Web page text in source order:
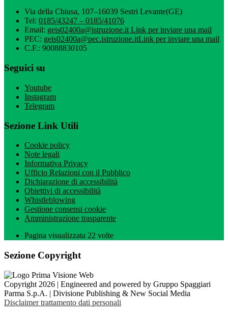
Via della Chiusa, 107–16039 Sestri Levante(GE)
Tel: 0185/43247 – 0185/41076
Email: geis02400a@istruzione.itLink per inviare una mail
PEC: geis02400a@pec.istruzione.itLink per inviare una mail
C.F.: 90088830105
Seguici su
Youtube
Instagram
Telegram
Sezione Link Utili
Cookie policy
Note legali
Informativa Privacy
Ufficio Relazioni con il Pubblico
Dichiarazione di accessibilità
Obiettivi di accessibilità
Whistleblowing
Gestione consensi cookie
Amministrazione trasparente
Pagina visualizzata 22 volte
Sezione Copyright
Copyright 2026 | Engineered and powered by Gruppo Spaggiari
Parma S.p.A. | Divisione Publishing & New Social Media
Disclaimer trattamento dati personali